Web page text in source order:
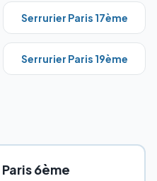
Serrurier Paris 17ème
Serrurier Paris 19ème
Paris 6ème